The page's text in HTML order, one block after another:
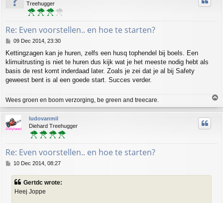
Treehugger
Re: Even voorstellen.. en hoe te starten?
P
s
t
09 Dec 2014, 23:30
Kettingzagen kan je huren, zelfs een husq tophendel bij boels. Een
klimuitrusting is niet te huren dus kijk wat je het meeste nodig hebt als
basis de rest komt inderdaad later. Zoals je zei dat je al bij Safety
geweest bent is al een goede start. Succes verder.
Wees groen en boom verzorging, be green and treecare.
o
p
ludovanmil
Diehard Treehugger
Re: Even voorstellen.. en hoe te starten?
P
s
10 Dec 2014, 08:27
Gertdc wrote:
Heej Joppe